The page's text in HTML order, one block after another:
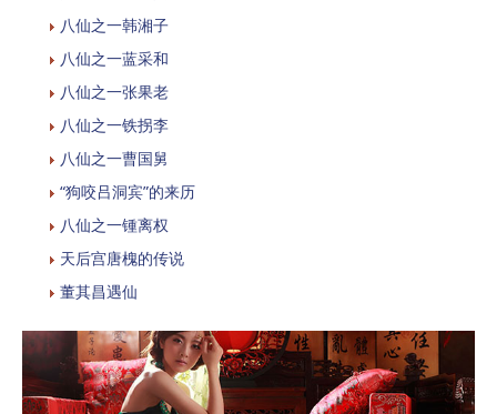
八仙之一韩湘子
八仙之一蓝采和
八仙之一张果老
八仙之一铁拐李
八仙之一曹国舅
“狗咬吕洞宾”的来历
八仙之一锺离权
天后宫唐槐的传说
董其昌遇仙